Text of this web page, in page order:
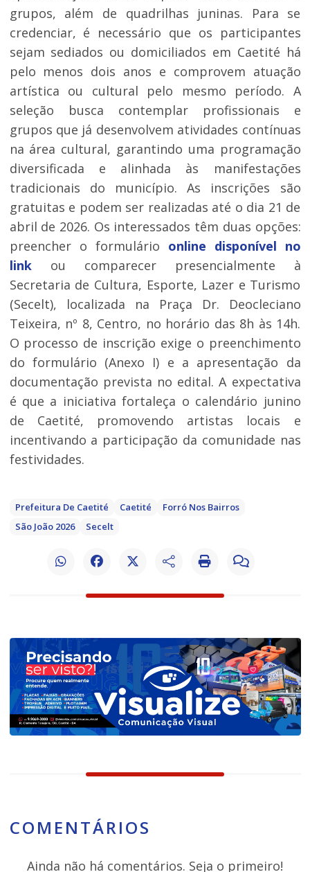
grupos, além de quadrilhas juninas. Para se
credenciar, é necessário que os participantes
sejam sediados ou domiciliados em Caetité há
pelo menos dois anos e comprovem atuação
artística ou cultural pelo mesmo período. A
seleção busca contemplar profissionais e
grupos que já desenvolvem atividades contínuas
na área cultural, garantindo uma programação
diversificada e alinhada às manifestações
tradicionais do município. As inscrições são
gratuitas e podem ser realizadas até o dia 21 de
abril de 2026. Os interessados têm duas opções:
preencher o formulário online disponível no
linkou comparecer presencialmente à
Secretaria de Cultura, Esporte, Lazer e Turismo
(Secelt), localizada na Praça Dr. Deocleciano
Teixeira, nº 8, Centro, no horário das 8h às 14h.
O processo de inscrição exige o preenchimento
do formulário (Anexo I) e a apresentação da
documentação prevista no edital. A expectativa
é que a iniciativa fortaleça o calendário junino
de Caetité, promovendo artistas locais e
incentivando a participação da comunidade nas
festividades.
Prefeitura De Caetité Caetité
Forró Nos Bairros
São João 2026
Secelt
COMENTÁRIOS
Ainda não há comentários. Seja o primeiro!